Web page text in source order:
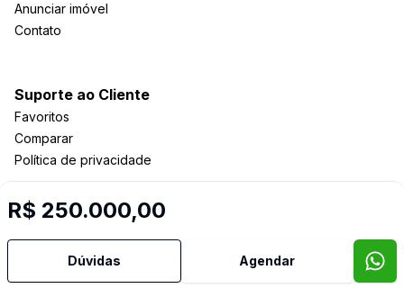
R$ 250.000,00
Dúvidas Agendar
Anunciar imóvel
Contato
Suporte ao Cliente
Favoritos
Comparar
Política de privacidade
Selo de Tecnologia Loft